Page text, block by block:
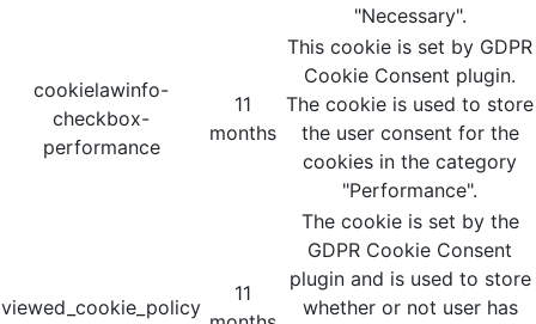
"Necessary".
cookielawinfo-
checkbox-
performance
11
months
This cookie is set by GDPR
Cookie Consent plugin.
The cookie is used to store
the user consent for the
cookies in the category
"Performance".
viewed_cookie_policy
11
The cookie is set by the
GDPR Cookie Consent
plugin and is used to store
whether or not user has